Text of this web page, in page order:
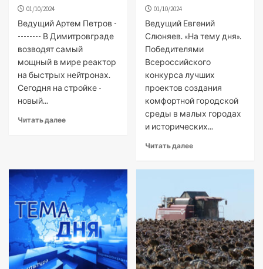
01/10/2024
Ведущий Артем Петров -
-------- В Димитровграде
возводят самый
мощный в мире реактор
на быстрых нейтронах.
Сегодня на стройке -
новый...
Читать далее
01/10/2024
Ведущий Евгений
Слюняев. «На тему дня».
Победителями
Всероссийского
конкурса лучших
проектов создания
комфортной городской
среды в малых городах
и исторических...
Читать далее